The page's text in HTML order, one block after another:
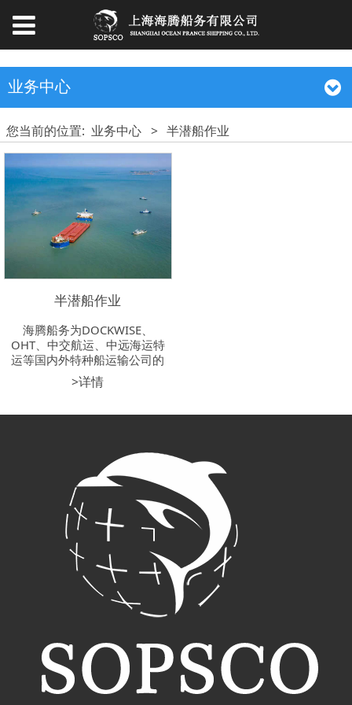
业务中心
您当前的位置: 业务中心 > 半潜船作业
半潜船作业
海腾船务为DOCKWISE、
OHT、中交航运、中远海运特
运等国内外特种船运输公司的
半潜船装卸提供全方位配套服
务，包括装载方案预配、通航
助船舶调遣、现场装载指挥协
>详情